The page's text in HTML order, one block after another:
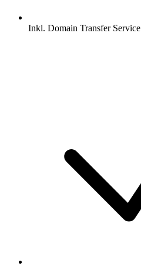
Inkl. Domain Transfer Service